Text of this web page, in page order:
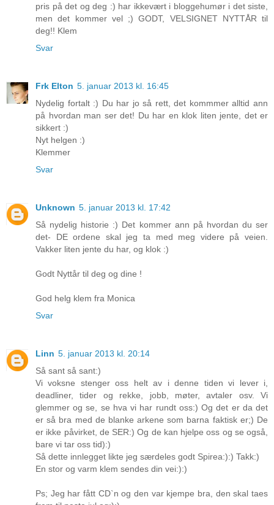
pris på det og deg :) har ikkevært i bloggehumør i det siste,
men det kommer vel ;) GODT, VELSIGNET NYTTÅR til
deg!! Klem
Svar
Frk Elton 5. januar 2013 kl. 16:45
Nydelig fortalt :) Du har jo så rett, det kommmer alltid ann
på hvordan man ser det! Du har en klok liten jente, det er
sikkert :)
Nyt helgen :)
Klemmer
Svar
Unknown 5. januar 2013 kl. 17:42
Så nydelig historie :) Det kommer ann på hvordan du ser
det- DE ordene skal jeg ta med meg videre på veien.
Vakker liten jente du har, og klok :)
Godt Nyttår til deg og dine !
God helg klem fra Monica
Svar
Linn 5. januar 2013 kl. 20:14
Så sant så sant:)
Vi voksne stenger oss helt av i denne tiden vi lever i,
deadliner, tider og rekke, jobb, møter, avtaler osv. Vi
glemmer og se, se hva vi har rundt oss:) Og det er da det
er så bra med de blanke arkene som barna faktisk er;) De
er ikke påvirket, de SER:) Og de kan hjelpe oss og se også,
bare vi tar oss tid):)
Så dette innlegget likte jeg særdeles godt Spirea:):) Takk:)
En stor og varm klem sendes din vei:):)
Ps; Jeg har fått CD`n og den var kjempe bra, den skal taes